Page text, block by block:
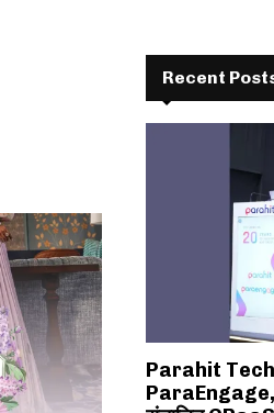
Recent
Parahit
ParaEngage,